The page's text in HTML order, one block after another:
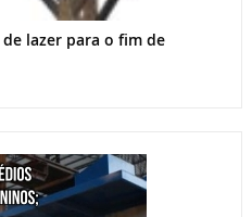
lazer para o fim de